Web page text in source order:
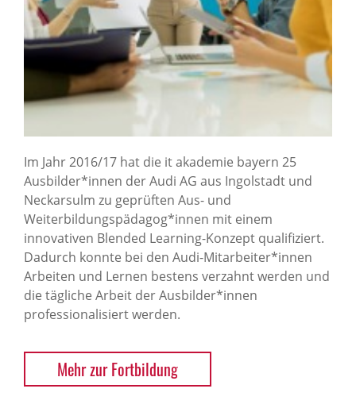
Im Jahr 2016/17 hat die it akademie bayern 25
Ausbilder*innen der Audi AG aus Ingolstadt und
Neckarsulm zu geprüften Aus- und
Weiterbildungspädagog*innen mit einem
innovativen Blended Learning-Konzept qualifiziert.
Dadurch konnte bei den Audi-Mitarbeiter*innen
Arbeiten und Lernen bestens verzahnt werden und
die tägliche Arbeit der Ausbilder*innen
professionalisiert werden.
Mehr zur Fortbildung